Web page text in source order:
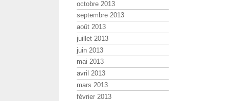
octobre 2013
septembre 2013
août 2013
juillet 2013
juin 2013
mai 2013
avril 2013
mars 2013
février 2013